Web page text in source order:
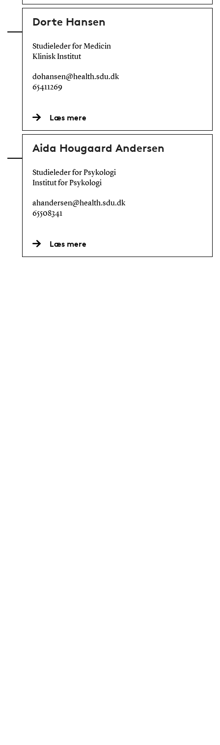
Dorte Hansen
Studieleder for Medicin
Klinisk Institut
dohansen@health.sdu.dk
65411269
Læs mere
Aida Hougaard Andersen
Studieleder for Psykologi
Institut for Psykologi
ahandersen@health.sdu.dk
65508341
Læs mere